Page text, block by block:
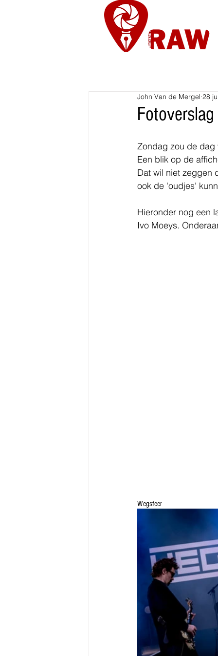
John Van de Mergel 28
Zondag zou de dag
Een blik op de
Dat wil niet zeggen
ook de 'oudjes'
Hieronder nog een
Ivo Moeys.
Wegsfeer